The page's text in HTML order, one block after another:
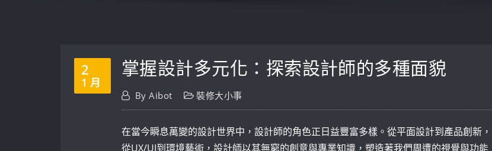
2
1 月
掌握設計多元化：探索設計師的多種面貌
ByAibot 裝修大小事
在當今瞬息萬變的設計世界中，設計師的角色正日益豐富多樣。從平面設計到產品創新，
從UX/UI到環境藝術，設計師以其無窮的創意與專業知識，塑造著我們周遭的視覺與功能